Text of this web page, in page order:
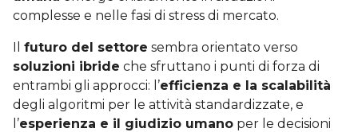
complesse e nelle fasi di stress di mercato.
Il futuro del settore sembra orientato verso
soluzioni ibride che sfruttano i punti di forza di
entrambi gli approcci: l’efficienza e la scalabilità
degli algoritmi per le attività standardizzate, e
l’esperienza e il giudizio umano per le decisioni